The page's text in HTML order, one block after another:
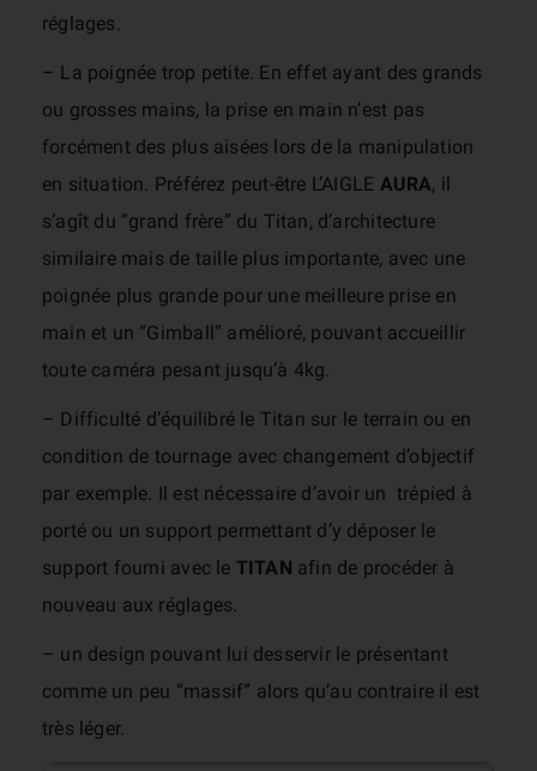
réglages.
– La poignée trop petite. En effet ayant des grands
ou grosses mains, la prise en main n’est pas
forcément des plus aisées lors de la manipulation
en situation. Préférez peut-être L’AIGLE AURA, il
s’agît du “grand frère” du Titan, d’architecture
similaire mais de taille plus importante, avec une
poignée plus grande pour une meilleure prise en
main et un “Gimball” amélioré, pouvant accueillir
toute caméra pesant jusqu’à 4kg.
– Difficulté d’équilibré le Titan sur le terrain ou en
condition de tournage avec changement d’objectif
par exemple. Il est nécessaire d’avoir un trépied à
porté ou un support permettant d’y déposer le
support fourni avec le TITAN afin de procéder à
nouveau aux réglages.
– un design pouvant lui desservir le présentant
comme un peu “massif” alors qu’au contraire il est
très léger.